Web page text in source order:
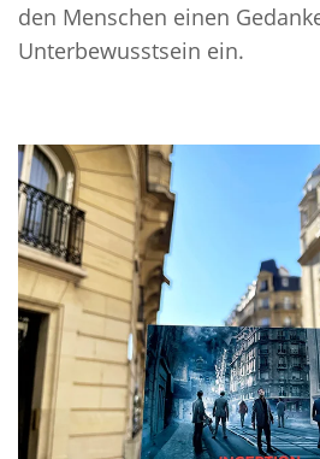
den Menschen einen
Unterbewusstsein ein.